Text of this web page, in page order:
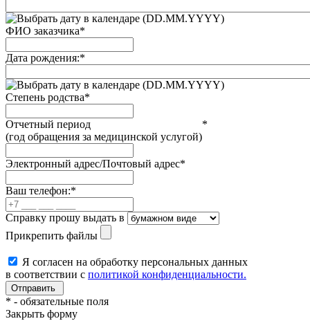
(DD.MM.YYYY)
ФИО заказчика*
Дата рождения:*
(DD.MM.YYYY)
Степень родства*
Отчетный период
(год обращения за медицинской услугой)
*
Электронный адрес/Почтовый адрес*
Ваш телефон:*
Справку прошу выдать в
Прикрепить файлы
Я согласен на обработку персональных данных
в соответствии с политикой конфиденциальности.
* - обязательные поля
Закрыть форму